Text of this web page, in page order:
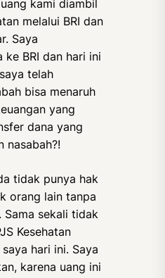
kami diambil
melalui BRI dan
Saya
ke BRI dan hari ini
telah
bisa menaruh
yang
dana yang
nasabah?!
tidak punya hak
orang lain tanpa
Sama sekali tidak
Kesehatan
hari ini. Saya
karena uang ini